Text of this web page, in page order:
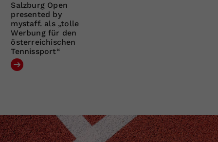
Salzburg Open
presented by
mystaff. als „tolle
Werbung für den
österreichischen
Tennissport“